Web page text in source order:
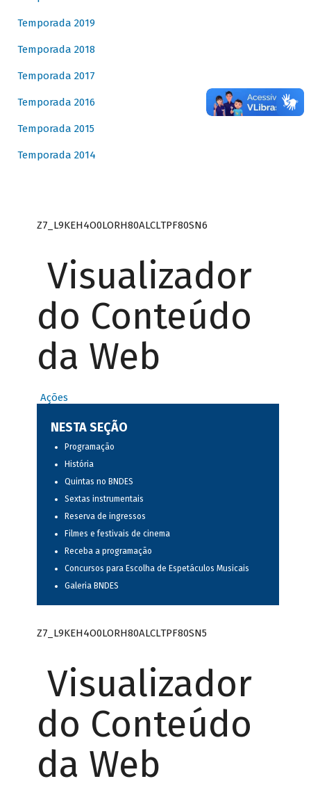
Temporada 2019
Temporada 2018
Temporada 2017
Temporada 2016
Temporada 2015
Temporada 2014
Z7_L9KEH4O0LORH80ALCLTPF80SN6
Visualizador
do Conteúdo
da Web
Ações
NESTA SEÇÃO
Programação
História
Quintas no BNDES
Sextas instrumentais
Reserva de ingressos
Filmes e festivais de cinema
Receba a programação
Concursos para Escolha de Espetáculos Musicais
Galeria BNDES
Z7_L9KEH4O0LORH80ALCLTPF80SN5
Visualizador
do Conteúdo
da Web